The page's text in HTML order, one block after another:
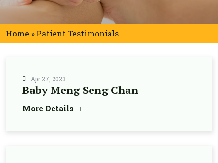
Home » Patient Testimonials
Apr 27, 2023
Baby Meng Seng Chan
More Details